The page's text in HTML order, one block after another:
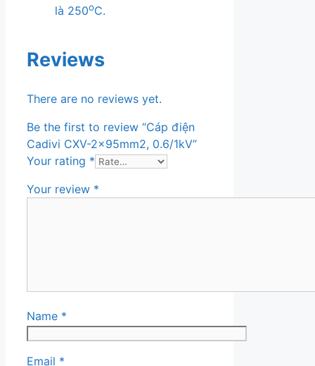
là 250oC.
Reviews
There are no reviews yet.
Be the first to review “Cáp điện
Cadivi CXV-2x95mm2, 0.6/1kV”
Your rating *
Your review *
Name *
Email *